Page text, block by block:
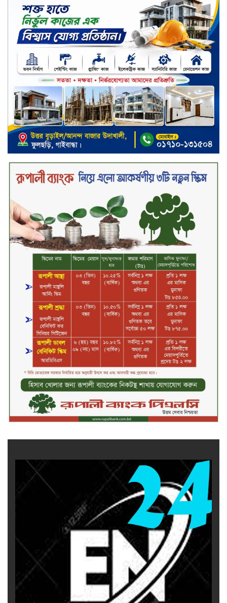
দীর্ঘস্থায়ী ৭,৫০০ এমএএইচ ব্যাটারি
এবং শক্তিশালী গরিলা গ্লাস ৭আই সুরক্ষা
নিয়ে শাওমি উন্মোচন করল নতুন রেডমি
১৭
খালেদা জিয়ার গাড়ীতে হামলাকারী
রুবেলের গোত্রীয় সন্ত্রাসীদের গ্রেফতারের
দাবি
ক্যাশলেস বাংলাদেশ বিনির্মাণে
ইসলামী ব্যাংকের উদ্যোগে বাংলা
কিউআর নিয়ে বিশিষ্ট আলেমদের সঙ্গে
মতবিনিময় সভা অনুষ্ঠিত
‘শেখ হাসিনা ডিসেম্বরে ফিরলে গণহত্যার
দায় নিয়ে কারাগারে যাবেন,’ আইনমন্ত্রী
মধ্যরাতে শাহজালাল বিমানবন্দরের
বলাকা লাউঞ্জে অগ্নিকাণ্ড
নিরাপদ ও স্বল্পব্যয়ে ক্যাশলেস লেনদেন
গড়তে কাজ করছে বাংলাদেশ ব্যাংক:
গভর্নর
জীবননগর সীমান্ত দিয়ে ভারতে অবৈধ
অনুপ্রবেশের সময় ৮ বাংলাদেশি নারী
আটক